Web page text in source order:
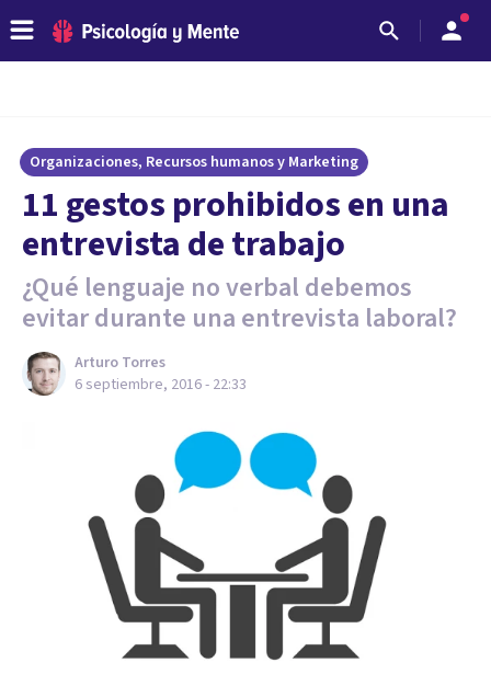
Organizaciones, Recursos humanos y Marketing
​11 gestos prohibidos en una
entrevista de trabajo
¿Qué lenguaje no verbal debemos
evitar durante una entrevista laboral?
Arturo Torres
6 septiembre, 2016 - 22:33